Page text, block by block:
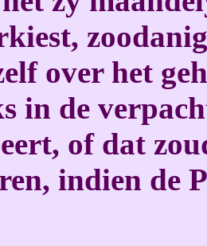
over het
in de
of dat
indien de